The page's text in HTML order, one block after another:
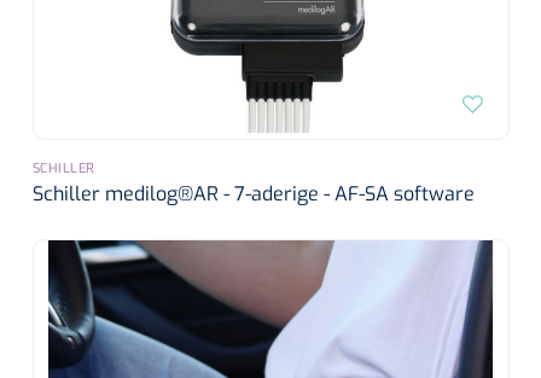
Wondreinigers
SCHILLER
Schiller medilog®AR - 7-aderige - AF-SA software